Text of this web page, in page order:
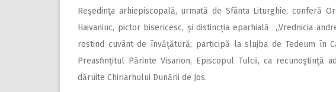
Reşedinţa arhiepiscopală, urmată de Sfânta Liturghie, conferă
Haivaniuc, pictor bisericesc, și distincția eparhială „Vrednicia
rostind cuvânt de învățătură; participă la slujba de Tedeum în
Preasfințitul Părinte Visarion, Episcopul Tulcii, ca recunoştinţă
dăruite Chiriarhului Dunării de Jos.